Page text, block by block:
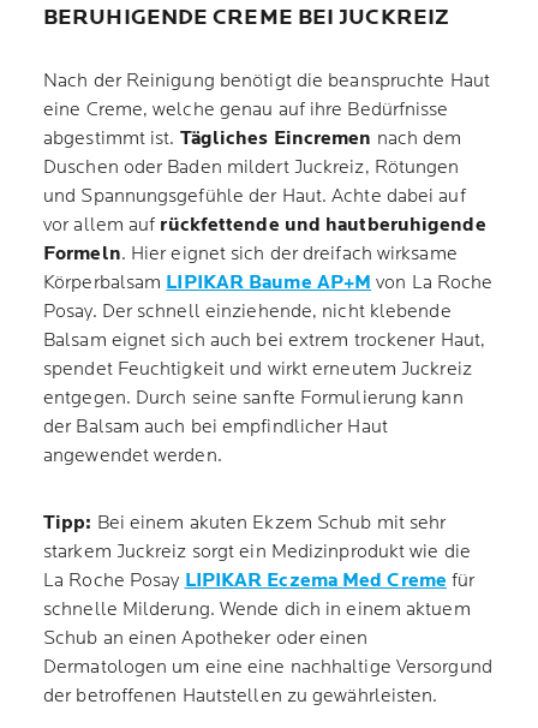
BERUHIGENDE CREME BEI JUCKREIZ
Nach der Reinigung benötigt die beanspruchte Haut
eine Creme, welche genau auf ihre Bedürfnisse
abgestimmt ist. Tägliches Eincremen nach dem
Duschen oder Baden mildert Juckreiz, Rötungen
und Spannungsgefühle der Haut. Achte dabei auf
vor allem auf rückfettende und hautberuhigende
Formeln. Hier eignet sich der dreifach wirksame
Körperbalsam LIPIKAR Baume AP+M von La Roche
Posay. Der schnell einziehende, nicht klebende
Balsam eignet sich auch bei extrem trockener Haut,
spendet Feuchtigkeit und wirkt erneutem Juckreiz
entgegen. Durch seine sanfte Formulierung kann
der Balsam auch bei empfindlicher Haut
angewendet werden.
Tipp: Bei einem akuten Ekzem Schub mit sehr
starkem Juckreiz sorgt ein Medizinprodukt wie die
La Roche Posay LIPIKAR Eczema Med Creme für
schnelle Milderung. Wende dich in einem aktuem
Schub an einen Apotheker oder einen
Dermatologen um eine eine nachhaltige Versorgund
der betroffenen Hautstellen zu gewährleisten.